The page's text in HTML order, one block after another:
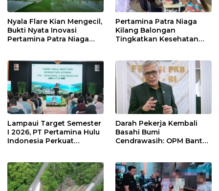
Nyala Flare Kian Mengecil,
Bukti Nyata Inovasi
Pertamina Patra Niaga
Pertamina Patra Niaga
Kilang Balongan
Tingkatkan Kesehatan
Rutin dan Edukasi
Perawatan Gigi
Lampaui Target Semester
I 2026, PT Pertamina Hulu
Indonesia Perkuat
Keselamatan Kerja
Darah Pekerja Kembali
Basahi Bumi
Cendrawasih: OPM Bantai